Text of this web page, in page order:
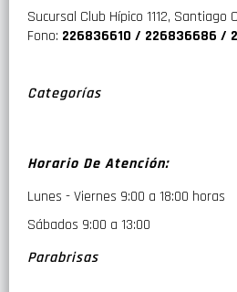
Sucursal Club Hípico 1112, Santiago
Fono: 226836610 / 226836686 /
Categorías
Horario De Atención:
Lunes - Viernes 9:00 a 18:00 horas
Sábados 9:00 a 13:00
Parabrisas